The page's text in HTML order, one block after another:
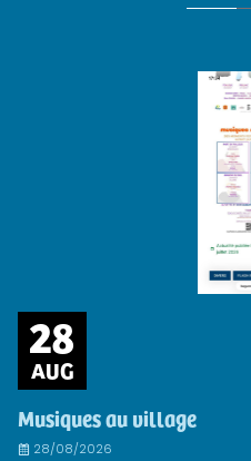
28
AUG
Musiques au village
28/08/2026